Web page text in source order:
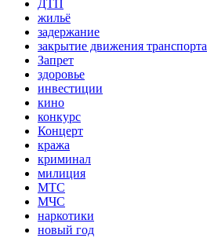
ДТП
жильё
задержание
закрытие движения транспорта
Запрет
здоровье
инвестиции
кино
конкурс
Концерт
кража
криминал
милиция
МТС
МЧС
наркотики
новый год